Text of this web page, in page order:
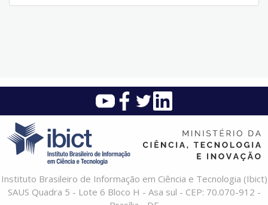
Instituto Brasileiro de Informação em Ciência e Tecnologia (Ibict)
SAUS Quadra 5 - Lote 6 Bloco H - Asa sul - CEP: 70.070-912 -